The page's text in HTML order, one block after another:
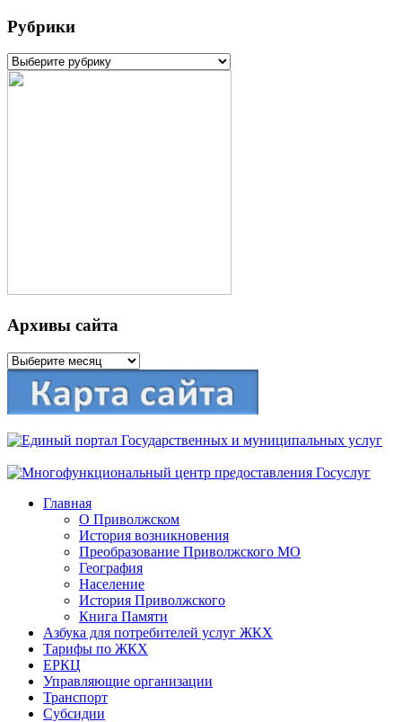
Рубрики
Рубрики
Архивы сайта
Архивы
сайта
Главная
О Приволжском
История возникновения
Преобразование Приволжского МО
География
Население
История Приволжского
Книга Памяти
Азбука для потребителей услуг ЖКХ
Тарифы по ЖКХ
ЕРКЦ
Управляющие организации
Транспорт
Субсидии